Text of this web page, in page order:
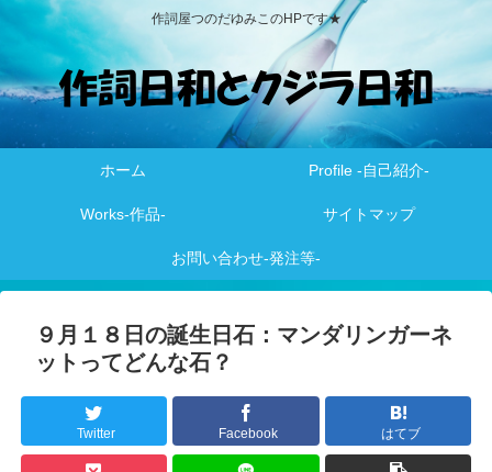
作詞屋つのだゆみこのHPです★
ホーム Profile -自己紹介-
Works-作品- サイトマップ
お問い合わせ-発注等-
９月１８日の誕生日石：マンダリンガーネ
ットってどんな石？
Twitter Facebook はてブ